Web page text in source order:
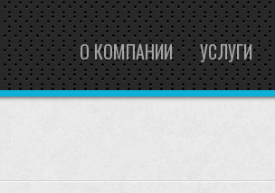
О КОМПАНИИ УСЛУГИ